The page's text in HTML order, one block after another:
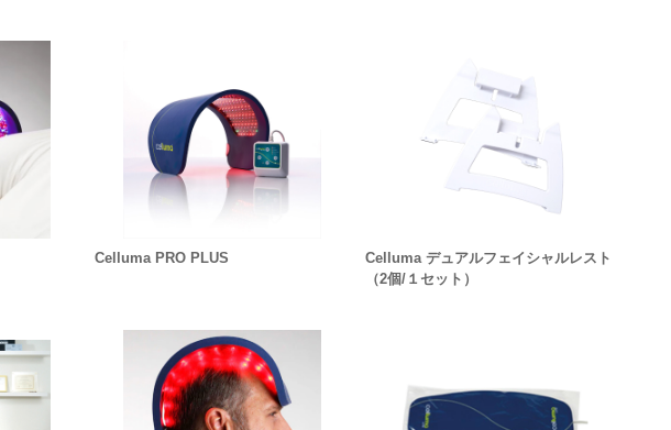
Celluma PRO PLUS
Celluma デュアルフェイシャルレスト
（2個/１セット）